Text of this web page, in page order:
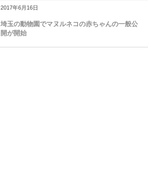
2017年6月16日
埼玉の動物園でマヌルネコの赤ちゃんの一般公
開が開始